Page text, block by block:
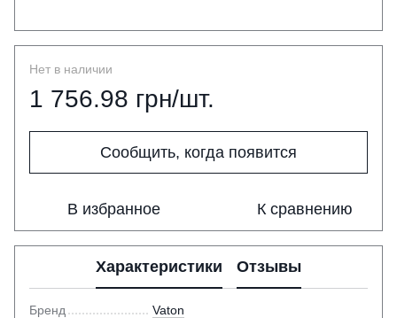
Нет в наличии
1 756.98 грн/шт.
Сообщить, когда появится
В избранное К сравнению
Характеристики Отзывы
Бренд Vaton